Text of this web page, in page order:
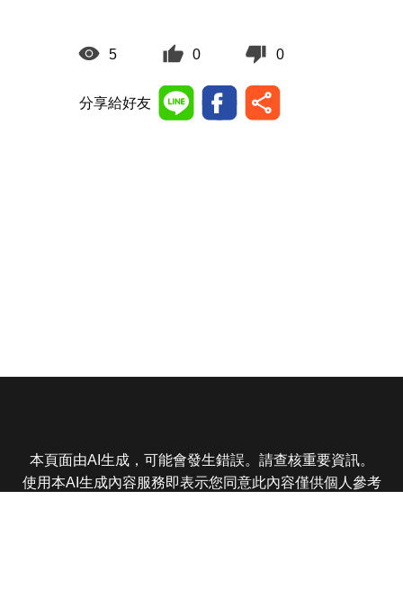
5 0 0
分享給好友
本頁面由AI生成，可能會發生錯誤。請查核重要資訊。
使用本AI生成內容服務即表示您同意此內容僅供個人參考